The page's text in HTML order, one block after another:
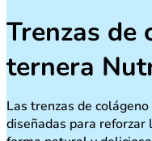
Trenzas de
ternera
Las trenzas de
diseñadas para